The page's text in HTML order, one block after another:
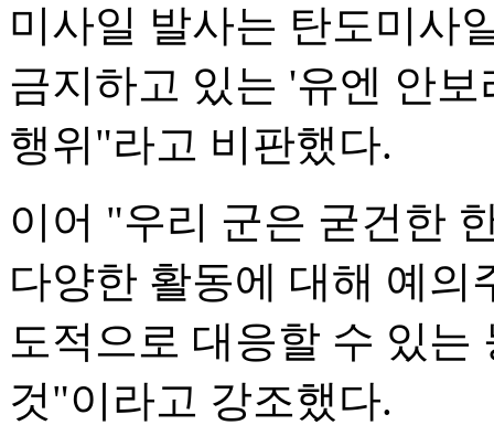
미사일 발사는 탄도미사
금지하고 있는 '유엔 안
행위"라고 비판했다.
이어 "우리 군은 굳건한
다양한 활동에 대해 예
도적으로 대응할 수 있는
것"이라고 강조했다.